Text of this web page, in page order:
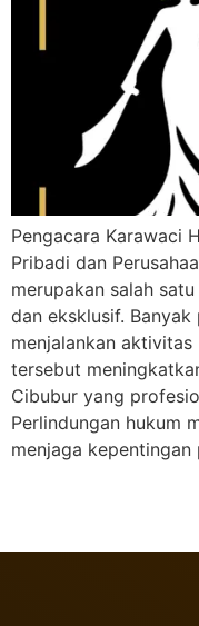
Pengacara Karawaci
Pribadi dan
merupakan salah
dan eksklusif.
menjalankan
tersebut
Cibubur yang
Perlindungan hukum
menjaga